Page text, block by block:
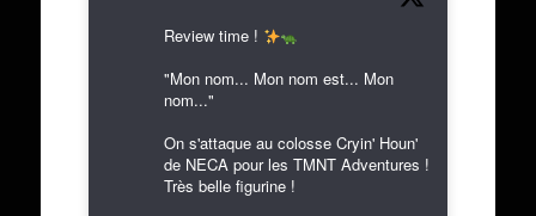
Review time !
"Mon nom... Mon nom est... Mon
nom..."
On s'attaque au colosse Cryin' Houn'
de NECA pour les TMNT Adventures !
Très belle figurine !